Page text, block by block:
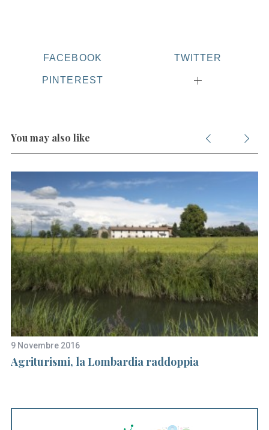
FACEBOOK TWITTER
PINTEREST
You may also like
9 Novembre 2016
Agriturismi, la Lombardia raddoppia